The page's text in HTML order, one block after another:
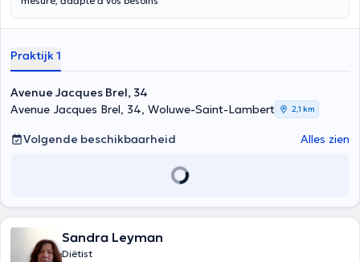
Praktijk 1
Avenue Jacques Brel, 34
Avenue Jacques Brel, 34, Woluwe-Saint-Lambert
2,1 km
Volgende beschikbaarheid Alles zien
Sandra Leyman
Diëtist